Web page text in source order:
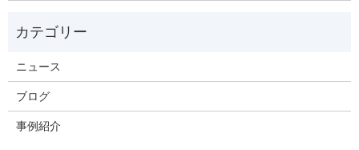
ニュース
ブログ
事例紹介